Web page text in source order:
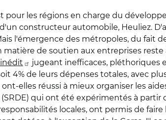
pour les régions en charge du
constructeur automobile, Heuliez.
l'émergence des métropoles, du fait
de soutien aux entreprises
jugeant inefficaces, pléthoriques
4% de leurs dépenses totales, avec
elles réussi à mieux organiser les
qui ont été expérimentés à partir
locales, ont permis de